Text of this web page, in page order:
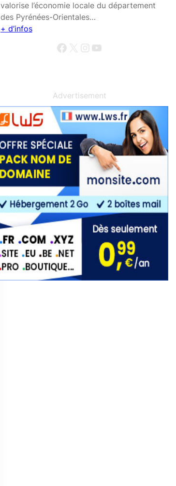
valorise l’économie locale du département
des Pyrénées-Orientales…
+ d’infos
Facebook X InstagramYouTube
Advertisement